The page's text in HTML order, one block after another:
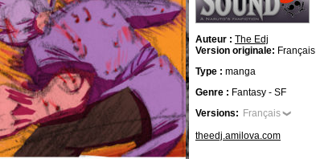
Auteur : The Edj
Version originale: Français
Type : manga
Genre : Fantasy - SF
Versions: Français
theedj.amilova.com